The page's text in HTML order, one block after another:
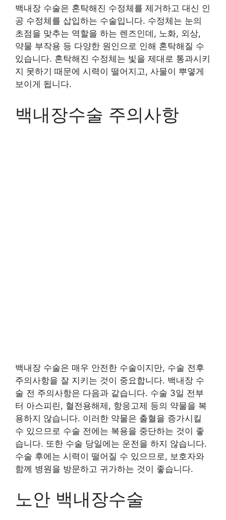
백내장 수술은 혼탁해진 수정체를 제거하고 대신 인
공 수정체를 삽입하는 수술입니다. 수정체는 눈의
초점을 맞추는 역할을 하는 렌즈인데, 노화, 외상,
약물 부작용 등 다양한 원인으로 인해 혼탁해질 수
있습니다. 혼탁해진 수정체는 빛을 제대로 통과시키
지 못하기 때문에 시력이 떨어지고, 사물이 뿌옇게
보이게 됩니다.
백내장수술 주의사항
백내장 수술은 매우 안전한 수술이지만, 수술 전후
주의사항을 잘 지키는 것이 중요합니다. 백내장 수
술 전 주의사항은 다음과 같습니다. 수술 3일 전부
터 아스피린, 혈전용해제, 항응고제 등의 약물을 복
용하지 않습니다. 이러한 약물은 출혈을 증가시킬
수 있으므로 수술 전에는 복용을 중단하는 것이 좋
습니다. 또한 수술 당일에는 운전을 하지 않습니다.
수술 후에는 시력이 떨어질 수 있으므로, 보호자와
함께 병원을 방문하고 귀가하는 것이 좋습니다.
노안 백내장수술